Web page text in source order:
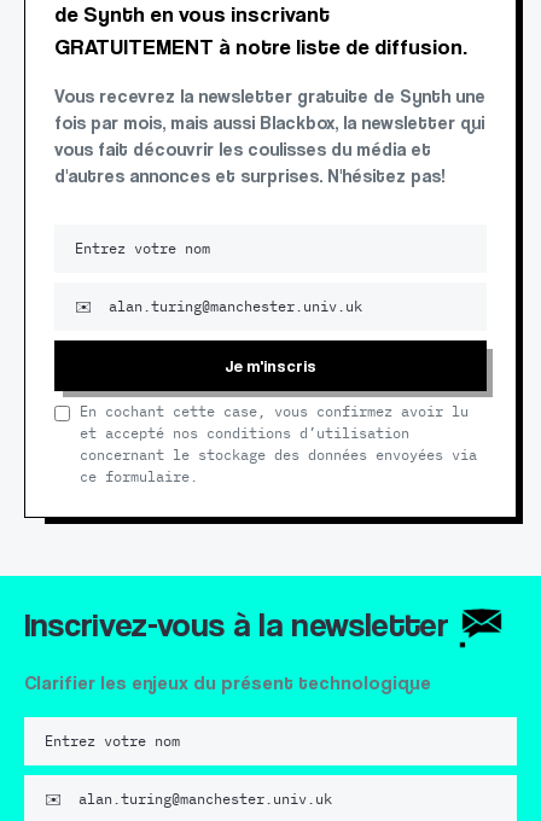
de Synth en vous inscrivant
GRATUITEMENT à notre liste de diffusion.
Vous recevrez la newsletter gratuite de Synth une
fois par mois, mais aussi Blackbox, la newsletter qui
vous fait découvrir les coulisses du média et
d'autres annonces et surprises. N'hésitez pas!
Je m'inscris
En cochant cette case, vous confirmez avoir lu
et accepté nos conditions d’utilisation
concernant le stockage des données envoyées via
ce formulaire.
Inscrivez-vous à la newsletter
Clarifier les enjeux du présent technologique